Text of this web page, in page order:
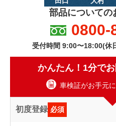
部品についての
0800-
受付時間 9:00〜18:00(休
かんたん！1分で
車検証がお手元
初度登録 必須